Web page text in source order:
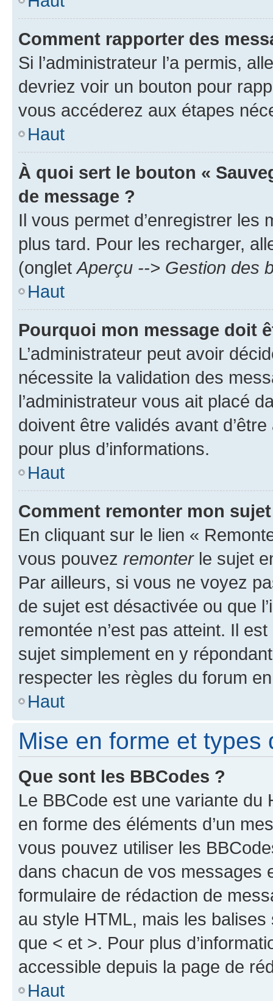
Comment rapporter des
Si l’administrateur l’a permis,
devriez voir un bouton pour
vous accéderez aux étapes
Haut
À quoi sert le bouton «
de message ?
Il vous permet d’enregistrer
plus tard. Pour les recharger,
(ongletAperçu --> Gestion des
Haut
Pourquoi mon message doit
L’administrateur peut avoir
nécessite la validation des
l’administrateur vous ait placé
doivent être validés avant
pour plus d’informations.
Haut
Comment remonter mon
En cliquant sur le lien «
vous pouvez remonterle sujet
Par ailleurs, si vous ne voyez
de sujet est désactivée ou que
remontée n’est pas atteint. Il
sujet simplement en y
respecter les règles du forum
Haut
Mise en forme et types
Que sont les BBCodes ?
Le BBCode est une variante du
en forme des éléments d’un
vous pouvez utiliser les
dans chacun de vos messages
formulaire de rédaction de
au style HTML, mais les
que < et >. Pour plus
accessible depuis la page de
Haut